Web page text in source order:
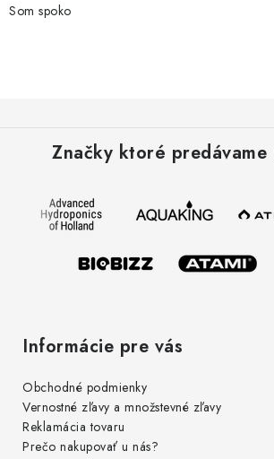
Som spoko
Značky ktoré predávame
Informácie pre vás
Obchodné podmienky
Vernostné zľavy a množstevné zľavy
Reklamácia tovaru
Prečo nakupovať u nás?